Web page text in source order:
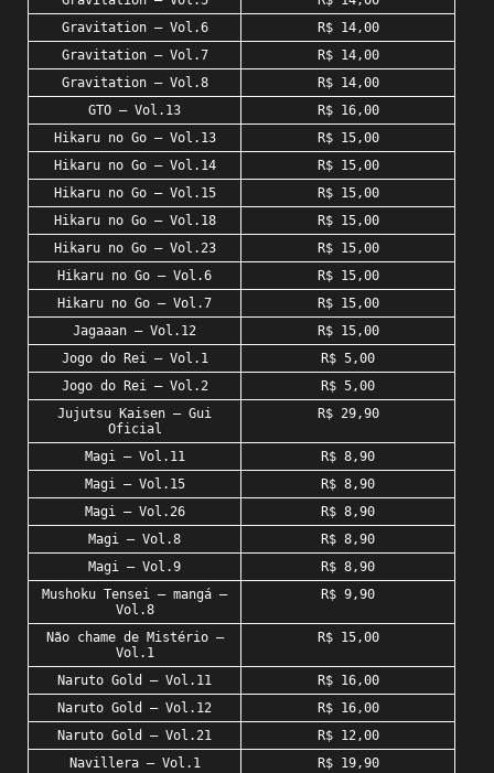
Gravitation – Vol.6
R$ 14,00
Gravitation – Vol.7
R$ 14,00
Gravitation – Vol.8
R$ 14,00
GTO – Vol.13
R$ 16,00
Hikaru no Go – Vol.13
R$ 15,00
Hikaru no Go – Vol.14
R$ 15,00
Hikaru no Go – Vol.15
R$ 15,00
Hikaru no Go – Vol.18
R$ 15,00
Hikaru no Go – Vol.23
R$ 15,00
Hikaru no Go – Vol.6
R$ 15,00
Hikaru no Go – Vol.7
R$ 15,00
Jagaaan – Vol.12
R$ 15,00
Jogo do Rei – Vol.1
R$ 5,00
Jogo do Rei – Vol.2
R$ 5,00
Jujutsu Kaisen – Gui
Oficial
R$ 29,90
Magi – Vol.11
R$ 8,90
Magi – Vol.15
R$ 8,90
Magi – Vol.26
R$ 8,90
Magi – Vol.8
R$ 8,90
Magi – Vol.9
R$ 8,90
Mushoku Tensei – mangá –
Vol.8
R$ 9,90
Não chame de Mistério –
Vol.1
R$ 15,00
Naruto Gold – Vol.11
R$ 16,00
Naruto Gold – Vol.12
R$ 16,00
Naruto Gold – Vol.21
R$ 12,00
Navillera – Vol.1
R$ 19,90